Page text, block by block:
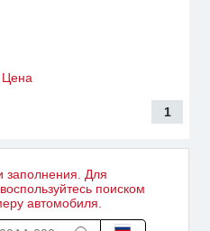
Цена
1
заполнения. Для
поиском
автомобиля.